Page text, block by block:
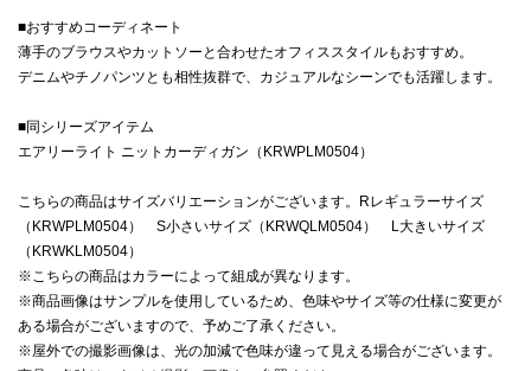
■おすすめコーディネート
薄手のブラウスやカットソーと合わせたオフィススタイルもおすすめ。
デニムやチノパンツとも相性抜群で、カジュアルなシーンでも活躍します。
■同シリーズアイテム
エアリーライト ニットカーディガン（KRWPLM0504）
こちらの商品はサイズバリエーションがございます。Rレギュラーサイズ
（KRWPLM0504） S小さいサイズ（KRWQLM0504） L大きいサイズ
（KRWKLM0504）
※こちらの商品はカラーによって組成が異なります。
※商品画像はサンプルを使用しているため、色味やサイズ等の仕様に変更が
ある場合がございますので、予めご了承ください。
※屋外での撮影画像は、光の加減で色味が違って見える場合がございます。